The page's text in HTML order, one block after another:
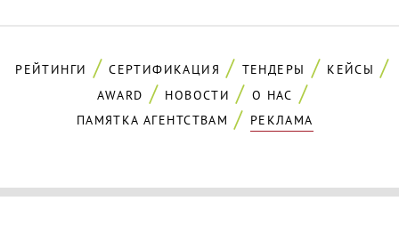
РЕЙТИНГИ СЕРТИФИКАЦИЯ ТЕНДЕРЫ
КЕЙСЫ
AWARD
НОВОСТИ
О НАС
ПАМЯТКА АГЕНТСТВАМ
РЕКЛАМА